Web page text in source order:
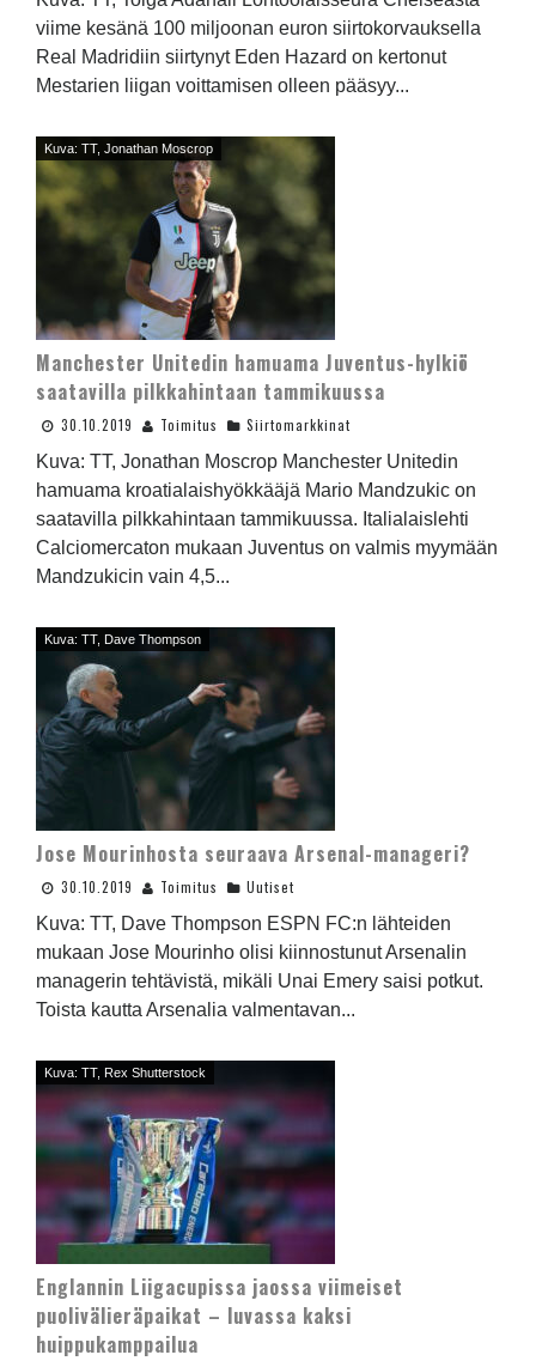
viime kesänä 100 miljoonan euron siirtokorvauksella
Real Madridiin siirtynyt Eden Hazard on kertonut
Mestarien liigan voittamisen olleen pääsyy...
Kuva: TT, Jonathan Moscrop
Manchester Unitedin hamuama Juventus-hylkiö
saatavilla pilkkahintaan tammikuussa
30.10.2019 Toimitus Siirtomarkkinat
Kuva: TT, Jonathan Moscrop Manchester Unitedin
hamuama kroatialaishyökkääjä Mario Mandzukic on
saatavilla pilkkahintaan tammikuussa. Italialaislehti
Calciomercaton mukaan Juventus on valmis myymään
Mandzukicin vain 4,5...
Kuva: TT, Dave Thompson
Jose Mourinhosta seuraava Arsenal-manageri?
30.10.2019 Toimitus Uutiset
Kuva: TT, Dave Thompson ESPN FC:n lähteiden
mukaan Jose Mourinho olisi kiinnostunut Arsenalin
managerin tehtävistä, mikäli Unai Emery saisi potkut.
Toista kautta Arsenalia valmentavan...
Kuva: TT, Rex Shutterstock
Englannin Liigacupissa jaossa viimeiset
puolivälieräpaikat – luvassa kaksi
huippukamppailua